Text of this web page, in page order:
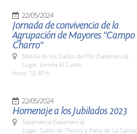
22/05/2024
Jornada de convivencia de la
Agrupación de Mayores "Campo
Charro"
Matilla de los Caños del Río (Salamanca)
Lugar: Ermita El Cueto
Hora: 12:30 h.
22/05/2024
Homenaje a los Jubilados 2023
Salamanca (Salamanca)
Lugar: Salón de Plenos y Patio de La Salina.